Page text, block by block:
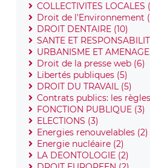
COLLECTIVITES LOCALES
Droit de l'Environnement
DROIT DENTAIRE (10)
SANTE ET
URBANISME ET
Droit de la presse web (6)
Libertés publiques (5)
DROIT DU TRAVAIL (5)
Contrats publics: les
FONCTION PUBLIQUE (3)
ELECTIONS (3)
Energies renouvelables (2)
Energie nucléaire (2)
LA DEONTOLOGIE (2)